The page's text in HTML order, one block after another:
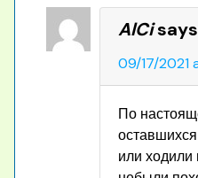
AlCi
09/17/2021
По
или ходили